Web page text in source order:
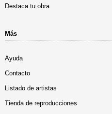
Destaca tu obra
Más
Ayuda
Contacto
Listado de artistas
Tienda de reproducciones